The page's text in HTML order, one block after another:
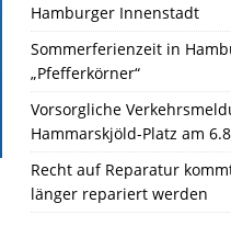
Hamburger Innenstadt
Sommerferienzeit in
„Pfefferkörner“
Vorsorgliche
Hammarskjöld-Platz am
Recht auf Reparatur
länger repariert werden